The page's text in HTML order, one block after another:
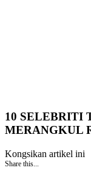
10 SELEBRITI
MERANGKUL
Kongsikan artikel ini
Share this...